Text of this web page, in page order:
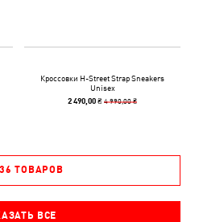
Кроссовки H-Street Strap Sneakers
Unisex
2 490,00 ₴4 990,00 ₴
ТОВАРОВ
ВСЕ